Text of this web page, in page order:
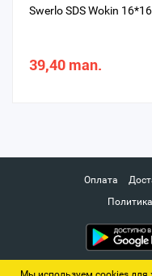
Swerlo SDS Wokin
39,40 man.
Оплата